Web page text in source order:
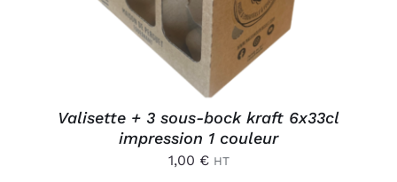
Valisette + 3 sous-bock kraft 6x33cl
impression 1 couleur
1,00 € HT